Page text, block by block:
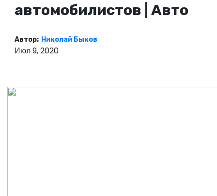
автомобилистов | Авто
Автор: Николай Быков
Июл 9, 2020